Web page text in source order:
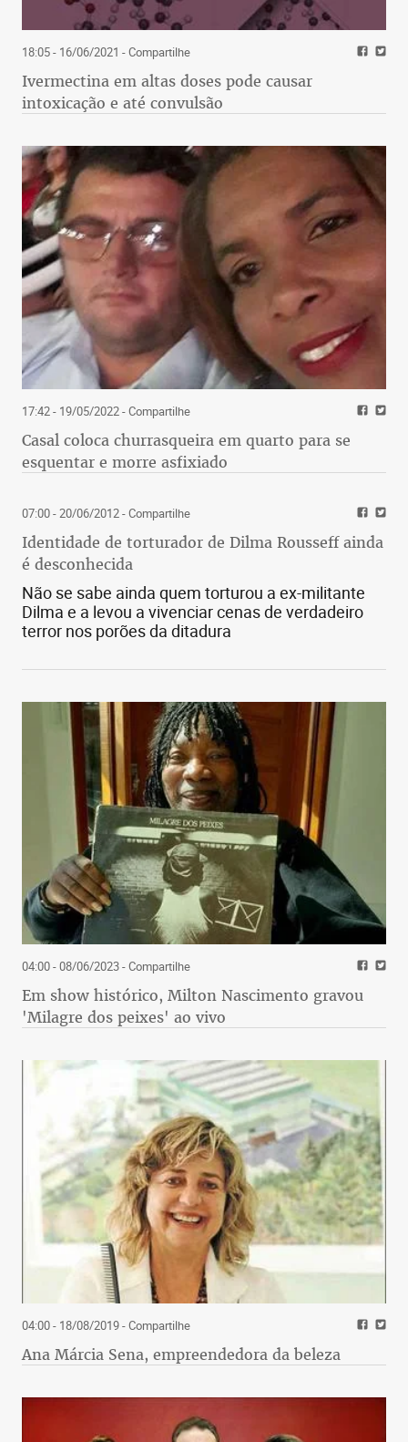
18:05 - 16/06/2021 - Compartilhe
Ivermectina em altas doses pode causar
intoxicação e até convulsão
17:42 - 19/05/2022- Compartilhe
Casal coloca churrasqueira em quarto para se
esquentar e morre asfixiado
07:00 - 20/06/2012- Compartilhe
Identidade de torturador de Dilma Rousseff ainda
é desconhecida
Não se sabe ainda quem torturou a ex-militante
Dilma e a levou a vivenciar cenas de verdadeiro
terror nos porões da ditadura
04:00 - 08/06/2023- Compartilhe
Em show histórico, Milton Nascimento gravou
'Milagre dos peixes' ao vivo
04:00 - 18/08/2019- Compartilhe
Ana Márcia Sena, empreendedora da beleza